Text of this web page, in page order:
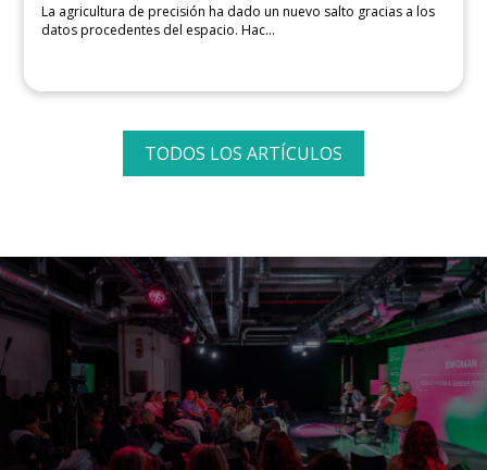
La agricultura de precisión ha dado un nuevo salto gracias a los
datos procedentes del espacio. Hac...
TODOS LOS ARTÍCULOS